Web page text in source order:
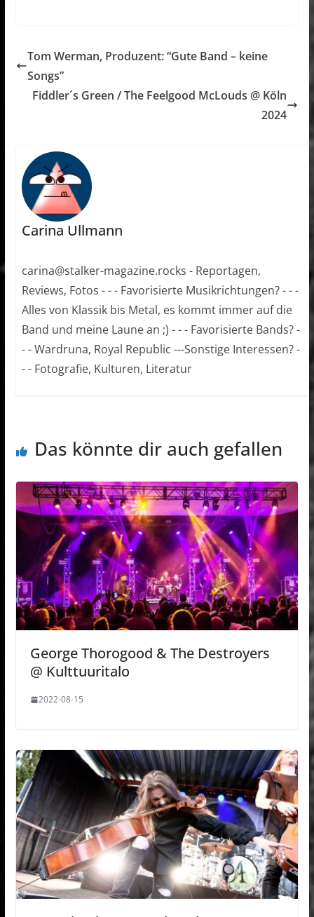
Tom Werman, Produzent: “Gute Band – keine
Songs”
Fiddler´s Green / The Feelgood McLouds @ Köln
2024
Carina Ullmann
carina@stalker-magazine.rocks - Reportagen,
Reviews, Fotos - - - Favorisierte Musikrichtungen? - - -
Alles von Klassik bis Metal, es kommt immer auf die
Band und meine Laune an ;) - - - Favorisierte Bands? -
- - Wardruna, Royal Republic ---Sonstige Interessen? -
- - Fotografie, Kulturen, Literatur
Das könnte dir auch gefallen
George Thorogood & The Destroyers
@ Kulttuuritalo
2022-08-15